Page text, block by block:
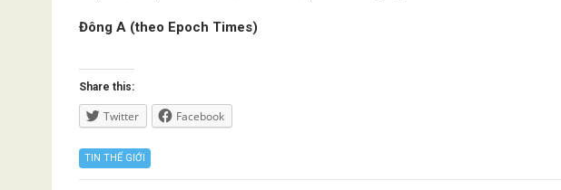
Đông A (theo Epoch Times)
Share this:
Twitter Facebook
TIN THẾ GIỚI